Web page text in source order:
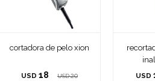
cortadora de pelo xion
USD 18 USD 20 USD